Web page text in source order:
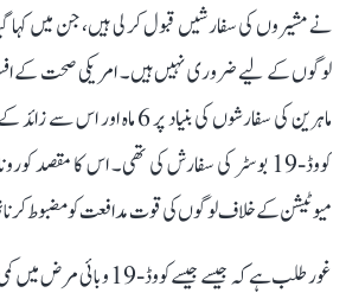
نے مشیروں کی سفارشیں قبول کر لی ہیں، جن میں کہا
لوگوں کے لیے ضروری نہیں ہیں۔ امریکی صحت کے
ماہرین کی سفارشوں کی بنیاد پر 6
کووڈ-19 بوسٹر کی سفارش کی تھی۔ اس کا مقصد
میوٹیشن کے خلاف لوگوں کی قوت مدافعت کو مضبوط کرنا
غور طلب ہے کہ جیسے جیسے